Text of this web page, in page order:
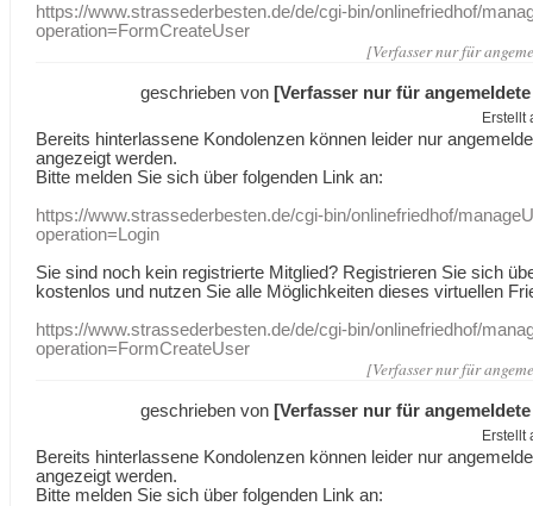
https://www.strassederbesten.de/de/cgi-bin/onlinefriedhof/
operation=FormCreateUser
[Verfasser nur für
geschrieben von [Verfasser nur für
Erstellt
Bereits hinterlassene Kondolenzen können leider nur
angezeigt werden.
Bitte melden Sie sich über folgenden Link an:
https://www.strassederbesten.de/cgi-bin/onlinefriedhof/
operation=Login
Sie sind noch kein registrierte Mitglied? Registrieren Sie sich
kostenlos und nutzen Sie alle Möglichkeiten dieses virtuellen
https://www.strassederbesten.de/de/cgi-bin/onlinefriedhof/
operation=FormCreateUser
[Verfasser nur für
geschrieben von [Verfasser nur für
Erstellt
Bereits hinterlassene Kondolenzen können leider nur
angezeigt werden.
Bitte melden Sie sich über folgenden Link an: